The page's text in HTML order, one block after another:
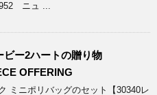
ニュ ...
ビー2ハートの贈り物
OFFERING
ミニポリバッグのセット【30340レ